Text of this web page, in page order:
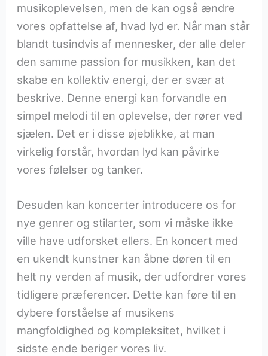
musikoplevelsen, men de kan også ændre
vores opfattelse af, hvad lyd er. Når man står
blandt tusindvis af mennesker, der alle deler
den samme passion for musikken, kan det
skabe en kollektiv energi, der er svær at
beskrive. Denne energi kan forvandle en
simpel melodi til en oplevelse, der rører ved
sjælen. Det er i disse øjeblikke, at man
virkelig forstår, hvordan lyd kan påvirke
vores følelser og tanker.
Desuden kan koncerter introducere os for
nye genrer og stilarter, som vi måske ikke
ville have udforsket ellers. En koncert med
en ukendt kunstner kan åbne døren til en
helt ny verden af musik, der udfordrer vores
tidligere præferencer. Dette kan føre til en
dybere forståelse af musikens
mangfoldighed og kompleksitet, hvilket i
sidste ende beriger vores liv.